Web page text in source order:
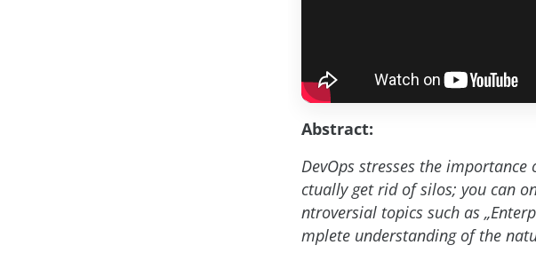
Abstract:
DevOps stresses the
ctually get rid of silos; you can
ntroversial topics such as
mplete understanding of the